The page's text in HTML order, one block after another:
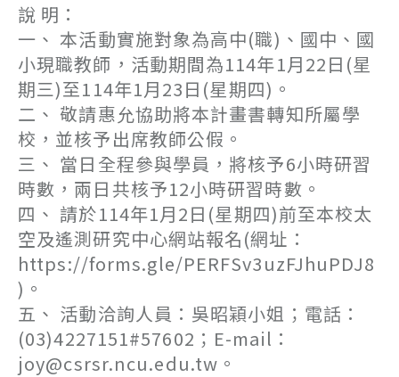
說 明：
一、 本活動實施對象為高中(職)、國中、國
小現職教師，活動期間為114年1月22日(星
期三)至114年1月23日(星期四)。
二、 敬請惠允協助將本計畫書轉知所屬學
校，並核予出席教師公假。
三、 當日全程參與學員，將核予6小時研習
時數，兩日共核予12小時研習時數。
四、 請於114年1月2日(星期四)前至本校太
空及遙測研究中心網站報名(網址：
https://forms.gle/PERFSv3uzFJhuPDJ8
)。
五、 活動洽詢人員：吳昭穎小姐；電話：
(03)4227151#57602；E-mail：
joy@csrsr.ncu.edu.tw。